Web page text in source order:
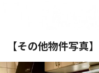
【その他物件写真】